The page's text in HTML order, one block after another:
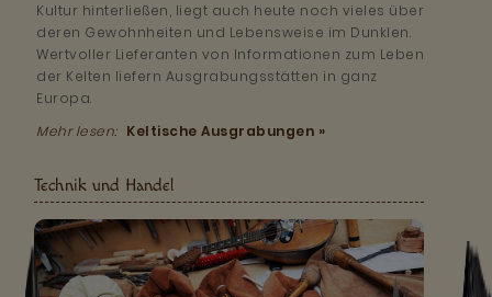
Kultur hinterließen, liegt auch heute noch vieles über
deren Gewohnheiten und Lebensweise im Dunklen.
Wertvoller Lieferanten von Informationen zum Leben
der Kelten liefern Ausgrabungsstätten in ganz
Europa.
Mehr lesen: Keltische Ausgrabungen »
Technik und Handel